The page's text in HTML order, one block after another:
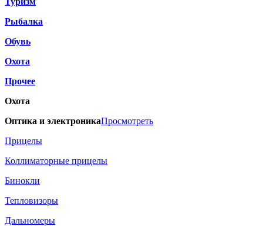
Рыбалка
Обувь
Охота
Прочее
Охота
Оптика и электроникаПросмотреть
Прицелы
Коллиматорные прицелы
Бинокли
Тепловизоры
Дальномеры